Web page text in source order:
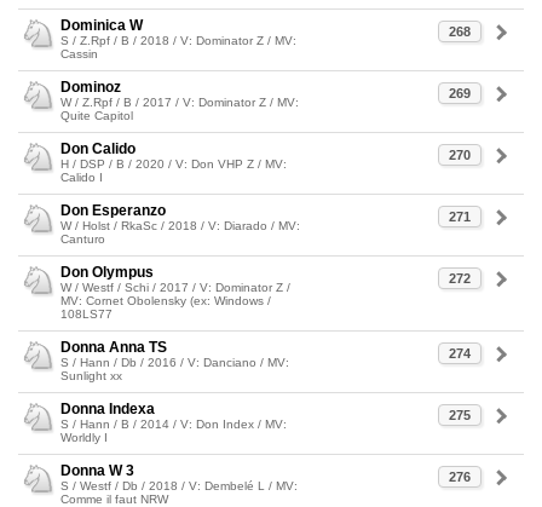
268
Dominica W
S / Z.Rpf / B / 2018 / V: Dominator Z / MV:
Cassin
269
Dominoz
W / Z.Rpf / B / 2017 / V: Dominator Z / MV:
Quite Capitol
270
Don Calido
H / DSP / B / 2020 / V: Don VHP Z / MV:
Calido I
271
Don Esperanzo
W / Holst / RkaSc / 2018 / V: Diarado / MV:
Canturo
272
Don Olympus
W / Westf / Schi / 2017 / V: Dominator Z /
MV: Cornet Obolensky (ex: Windows /
108LS77
274
Donna Anna TS
S / Hann / Db / 2016 / V: Danciano / MV:
Sunlight xx
275
Donna Indexa
S / Hann / B / 2014 / V: Don Index / MV:
Worldly I
276
Donna W 3
S / Westf / Db / 2018 / V: Dembelé L / MV:
Comme il faut NRW